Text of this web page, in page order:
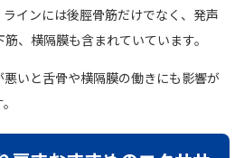
インには後脛骨筋だけでなく、発声
、横隔膜も含まれていています。
いと舌骨や横隔膜の働きにも影響が